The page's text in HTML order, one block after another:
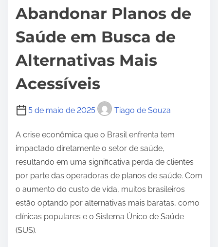
Abandonar Planos de
Saúde em Busca de
Alternativas Mais
Acessíveis
5 de maio de 2025 Tiago de Souza
A crise econômica que o Brasil enfrenta tem
impactado diretamente o setor de saúde,
resultando em uma significativa perda de clientes
por parte das operadoras de planos de saúde. Com
o aumento do custo de vida, muitos brasileiros
estão optando por alternativas mais baratas, como
clínicas populares e o Sistema Único de Saúde
(SUS).